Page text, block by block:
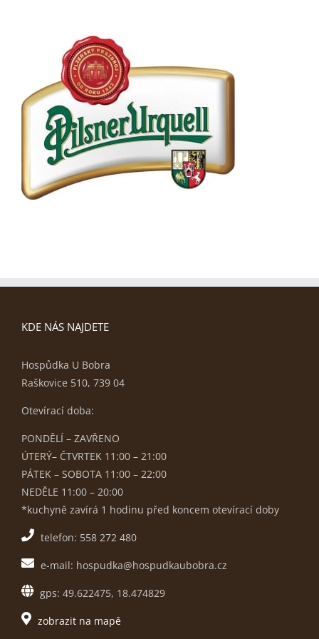
KDE NÁS NAJDETE
Hospůdka U Bobra
Raškovice 510, 739 04
Otevírací doba:
PONDĚLÍ – ZAVŘENO
ÚTERÝ– ČTVRTEK 11:00 – 21:00
PÁTEK – SOBOTA 11:00 – 22:00
NEDĚLE 11:00 – 20:00
*kuchyně zavírá 1 hodinu před koncem otevírací doby
telefon: 558 272 480
e-mail: hospudka@hospudkaubobra.cz
gps: 49.622475, 18.474829
zobrazit na mapě